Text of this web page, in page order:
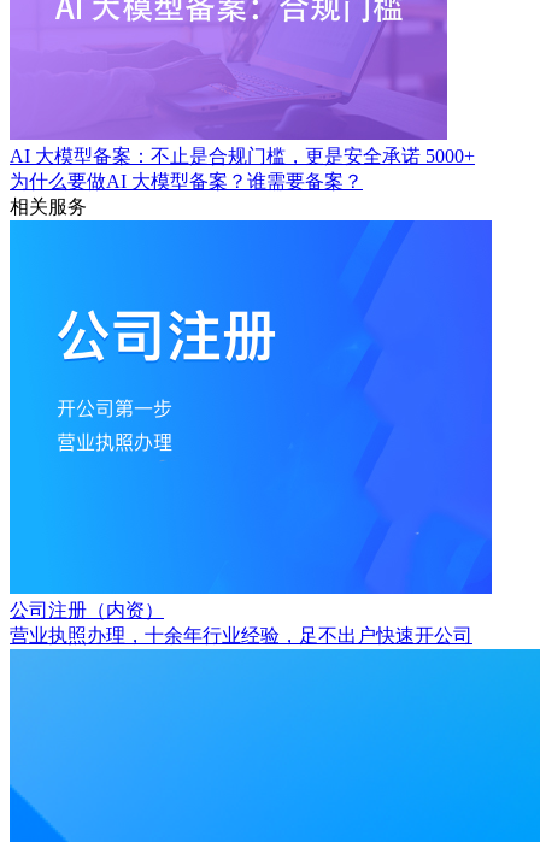
AI 大模型备案：不止是合规门槛，更是安全承诺 5000+
为什么要做AI 大模型备案？谁需要备案？
相关服务
公司注册（内资）
营业执照办理，十余年行业经验，足不出户快速开公司